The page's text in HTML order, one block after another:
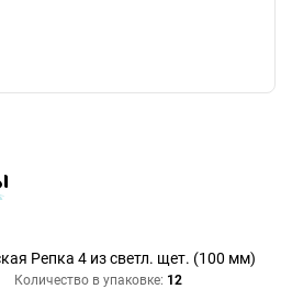
Репка 4 из светл. щет. (100 мм)
Количество в упаковке: 12